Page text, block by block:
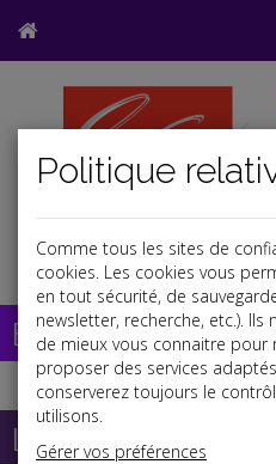
Base documentaire
La paye
Comme tous les sites de
cookies. Les cookies vous
en tout sécurité, de
newsletter, recherche, etc.).
de mieux vous connaitre pour
proposer des services
conserverez toujours le
utilisons.
Gérer vos préférences